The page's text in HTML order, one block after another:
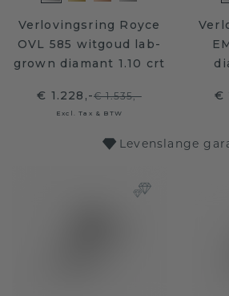
Verlovingsring Royce
OVL 585 witgoud lab-
grown diamant 1.10 crt
€ 1.228,-€ 1.535,-
Excl. Tax & BTW
€
Levenslange